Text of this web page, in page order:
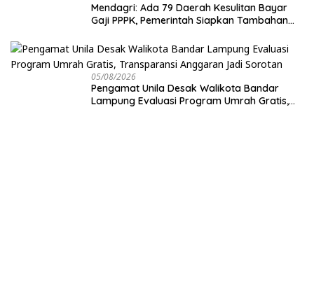
Mendagri: Ada 79 Daerah Kesulitan Bayar
Gaji PPPK, Pemerintah Siapkan Tambahan
05/08/2026
Pengamat Unila Desak Walikota Bandar
Lampung Evaluasi Program Umrah Gratis,